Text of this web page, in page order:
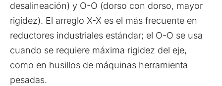
desalineación) y O-O (dorso con dorso, mayor
rigidez). El arreglo X-X es el más frecuente en
reductores industriales estándar; el O-O se usa
cuando se requiere máxima rigidez del eje,
como en husillos de máquinas herramienta
pesadas.